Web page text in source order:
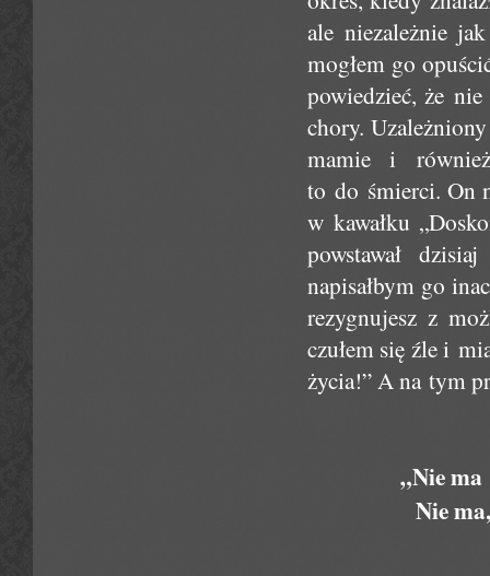
ale niezależnie
mogłem go
powiedzieć, że
chory.
mamie i
to do śmierci. On
w kawałku
powstawał
napisałbym go
rezygnujesz z
czułem się źle i
życia!” A na tym
„Nie
Nie